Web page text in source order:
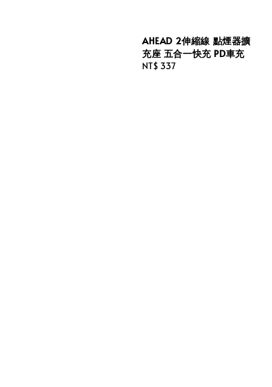
AHEAD 2伸縮線 點煙器擴
充座 五合一快充 PD車充
Regular
NT$ 337